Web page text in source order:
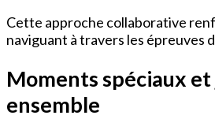
Cette approche collaborative
naviguant à travers les épreuves
Moments spéciaux et
ensemble